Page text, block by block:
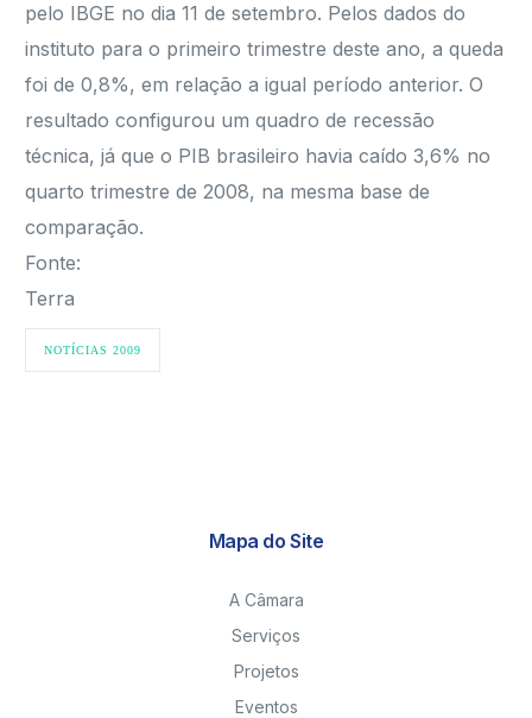
pelo IBGE no dia 11 de setembro. Pelos dados do
instituto para o primeiro trimestre deste ano, a queda
foi de 0,8%, em relação a igual período anterior. O
resultado configurou um quadro de recessão
técnica, já que o PIB brasileiro havia caído 3,6% no
quarto trimestre de 2008, na mesma base de
comparação.
Fonte:
Terra
NOTÍCIAS 2009
Mapa do Site
A Câmara
Serviços
Projetos
Eventos